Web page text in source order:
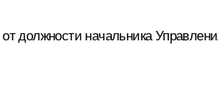
должности начальника